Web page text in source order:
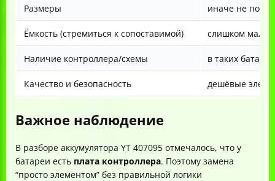
Размеры иначе не
Ёмкость (стремиться к сопоставимой) слишком малая
Наличие контроллера/схемы в таких
Качество и безопасность дешёвые
Важное наблюдение
В разборе аккумулятора YT 407095 отмечалось, что у
батареи есть плата контроллера. Поэтому замена
“просто элементом” без правильной логики